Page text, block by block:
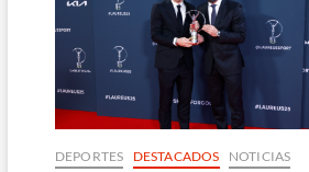
doblete
silencia
las
DEPORTES DESTACADOS NOTICIAS